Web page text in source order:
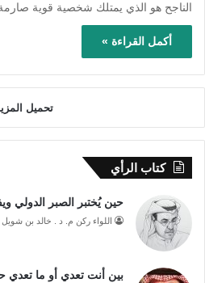
الناجح هو الذي يمتلك شخصية قوية
أكمل القراءة »
تحميل
كتاب الرأي
حين يُختبر الصبر الدولي
اللواء ركن م. د . خالد بن شويل
بين أنت تعدي أو ما تعدي